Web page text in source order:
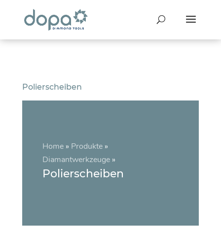
Polierscheiben
Home » Produkte »
Diamantwerkzeuge »
Polierscheiben